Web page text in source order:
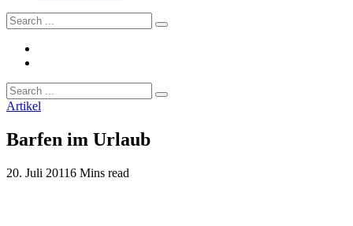
Artikel
Barfen im Urlaub
20. Juli 20116 Mins read